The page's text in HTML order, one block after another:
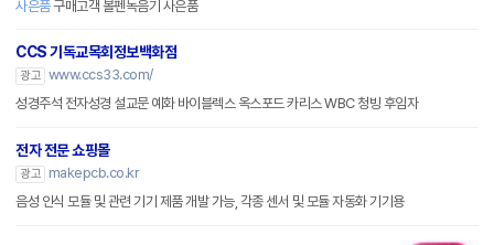
사은품구매고객 볼펜녹음기 사은품
CCS 기독교목회정보백화점
광고 www.ccs33.com/
성경주석 전자성경 설교문 예화 바이블렉스 옥스포드 카리스 WBC 청빙 후임자
전자 전문 쇼핑몰
광고
makepcb.co.kr
음성 인식 모듈 및 관련 기기 제품 개발 가능, 각종 센서 및 모듈 자동화 기기용